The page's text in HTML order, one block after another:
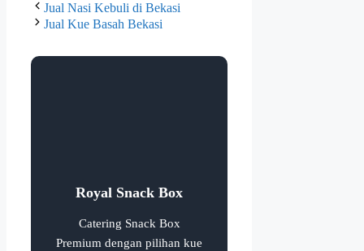
Jual Nasi Kebuli di Bekasi
Jual Kue Basah Bekasi
Royal Snack Box
Catering Snack Box
Premium dengan pilihan kue